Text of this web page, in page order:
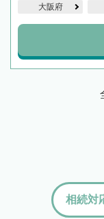
大阪府
相続対